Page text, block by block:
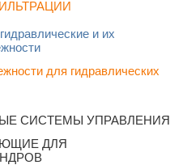
и их
для гидравлических
СИСТЕМЫ УПРАВЛЕНИЯ
ДЛЯ